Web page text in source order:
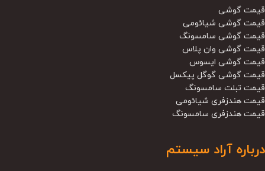
قیمت گوشی
قیمت گوشی شیائومی
قیمت گوشی سامسونگ
قیمت گوشی وان پلاس
قیمت گوشی ایسوس
قیمت گوشی گوگل پیکسل
قیمت تبلت سامسونگ
قیمت هندزفری شیائومی
قیمت هندزفری سامسونگ
درباره آراد سیستم